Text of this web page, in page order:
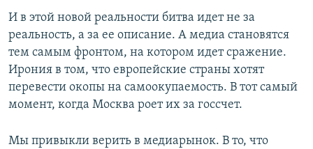
И в этой новой реальности битва идет не за
реальность, а за ее описание. А медиа становятся
тем самым фронтом, на котором идет сражение.
Ирония в том, что европейские страны хотят
перевести окопы на самоокупаемость. В тот самый
момент, когда Москва роет их за госсчет.
Мы привыкли верить в медиарынок. В то, что